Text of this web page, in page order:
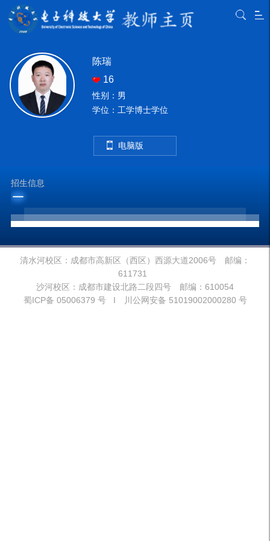
陈瑞
16
性别：男
学位：工学博士学位
电脑版
招生信息
清水河校区：成都市高新区（西区）西源大道2006号 邮编：
611731
沙河校区：成都市建设北路二段四号 邮编：610054
蜀ICP备 05006379 号 I 川公网安备 51019002000280 号